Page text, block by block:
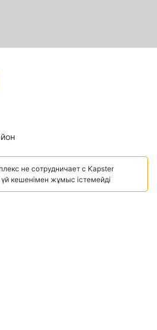
не сотрудничает с Kapster
кешенімен жұмыс істемейді